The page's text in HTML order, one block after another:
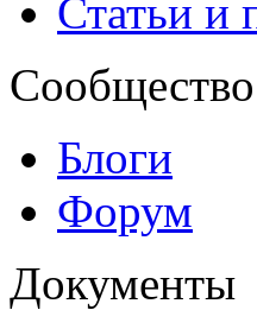
Статьи и
Сообщество
Блоги
Форум
Документы